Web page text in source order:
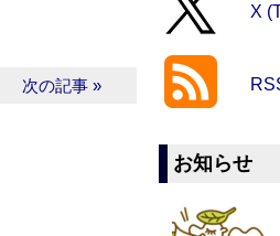
次の記事 »
X
お知らせ